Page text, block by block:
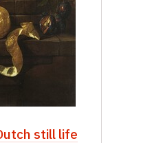
still life